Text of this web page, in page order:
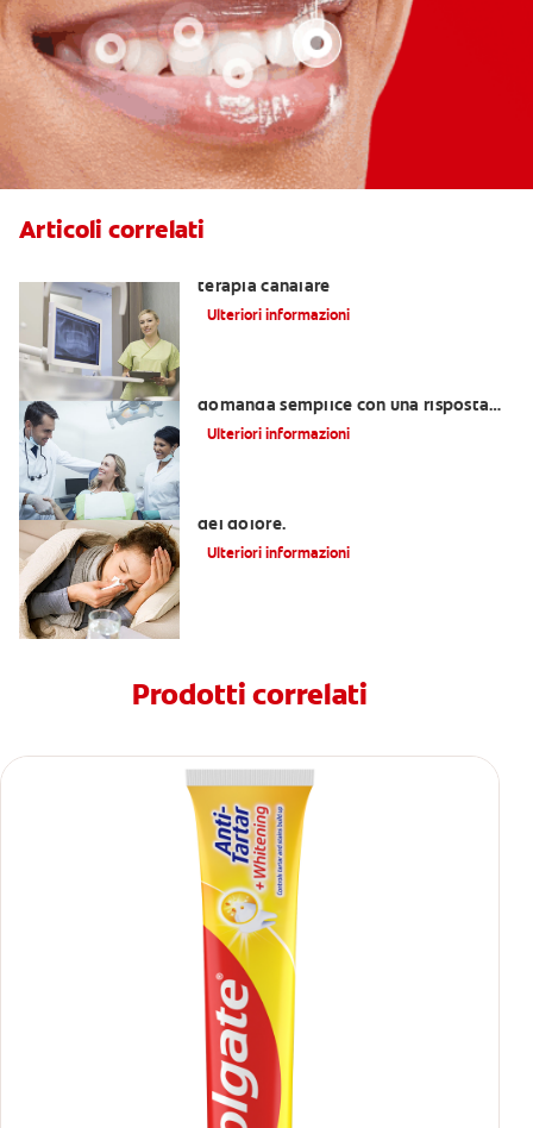
Articoli correlati
terapia canalare
Ulteriori informazioni
domanda semplice con una risposta
complessa
Ulteriori informazioni
del dolore.
Ulteriori informazioni
Prodotti correlati